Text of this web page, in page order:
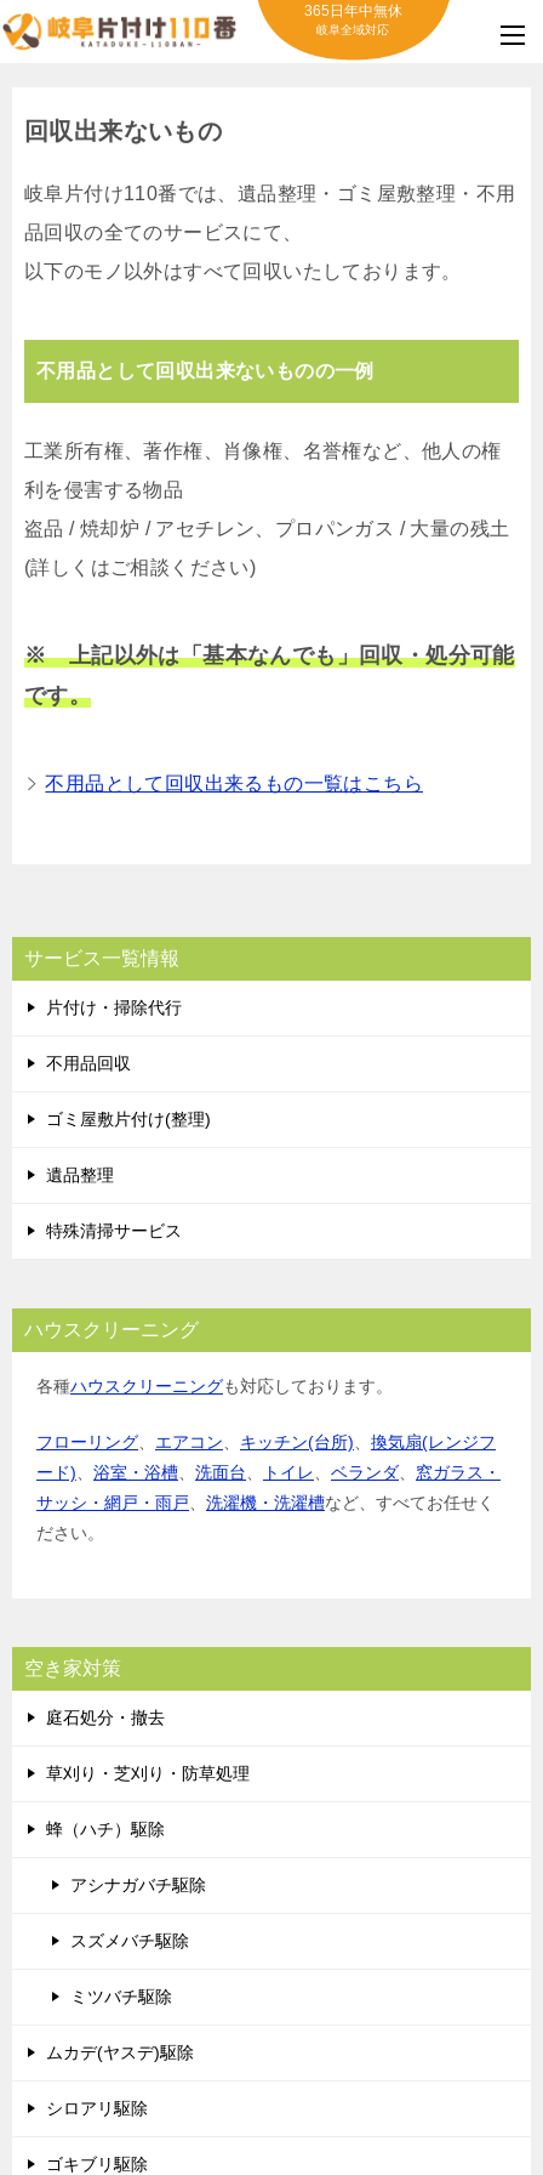
365日年中無休
岐阜全域対応
回収出来ないもの
岐阜片付け110番では、遺品整理・ゴミ屋敷整理・不用
品回収の全てのサービスにて、
以下のモノ以外はすべて回収いたしております。
不用品として回収出来ないものの一例
工業所有権、著作権、肖像権、名誉権など、他人の権
利を侵害する物品
盗品 / 焼却炉 / アセチレン、プロパンガス / 大量の残土
(詳しくはご相談ください)
※ 上記以外は「基本なんでも」回収・処分可能
です。
不用品として回収出来るもの一覧はこちら
サービス一覧情報
片付け・掃除代行
不用品回収
ゴミ屋敷片付け(整理)
遺品整理
特殊清掃サービス
ハウスクリーニング
各種ハウスクリーニングも対応しております。
フローリング エアコン キッチン(台所)
換気扇(レンジフ
ード)
浴室・浴槽 洗面台 トイレ ベランダ
窓ガラス・
サッシ・網戸・雨戸
洗濯機・洗濯槽など、すべてお任せく
ださい。
空き家対策
庭石処分・撤去
草刈り・芝刈り・防草処理
蜂（ハチ）駆除
アシナガバチ駆除
スズメバチ駆除
ミツバチ駆除
ムカデ(ヤスデ)駆除
シロアリ駆除
ゴキブリ駆除